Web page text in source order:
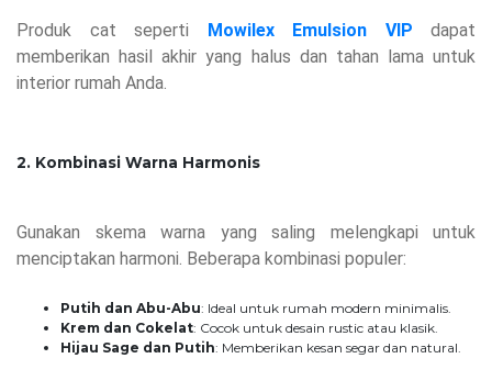
Produk cat seperti Mowilex Emulsion VIP dapat
memberikan hasil akhir yang halus dan tahan lama untuk
interior rumah Anda.
2. Kombinasi Warna Harmonis
Gunakan skema warna yang saling melengkapi untuk
menciptakan harmoni. Beberapa kombinasi populer:
Putih dan Abu-Abu: Ideal untuk rumah modern minimalis.
Krem dan Cokelat: Cocok untuk desain rustic atau klasik.
Hijau Sage dan Putih: Memberikan kesan segar dan natural.